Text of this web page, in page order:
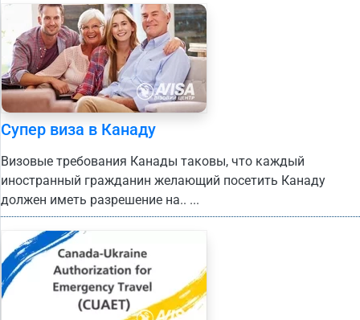
Супер виза в Канаду
Визовые требования Канады таковы, что каждый
иностранный гражданин желающий посетить Канаду
должен иметь разрешение на.. ...